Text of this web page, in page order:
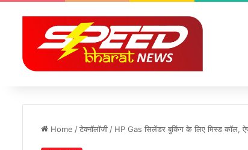
Home /टेक्नॉलॉजी / HP Gas सिलेंडर बुकिंग के लिए मिस्ड कॉल,